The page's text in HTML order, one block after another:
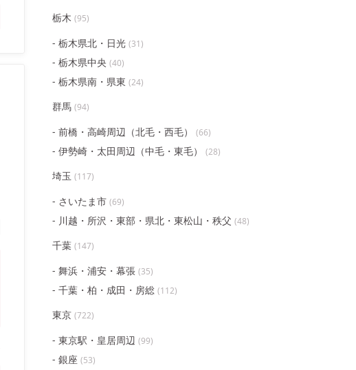
栃木 (95)
栃木県北・日光 (31)
栃木県中央 (40)
栃木県南・県東 (24)
群馬 (94)
前橋・高崎周辺（北毛・西毛） (66)
伊勢崎・太田周辺（中毛・東毛） (28)
埼玉 (117)
さいたま市 (69)
川越・所沢・東部・県北・東松山・秩父 (48)
千葉 (147)
舞浜・浦安・幕張 (35)
千葉・柏・成田・房総 (112)
東京 (722)
東京駅・皇居周辺 (99)
銀座 (53)